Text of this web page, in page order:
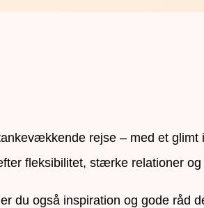
rejse – med et
fleksibilitet, stærke relationer
du også inspiration og gode råd